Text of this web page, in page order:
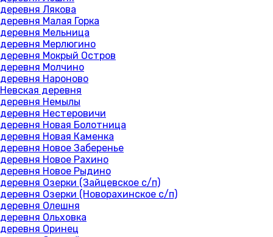
деревня Лякова
деревня Малая Горка
деревня Мельница
деревня Мерлюгино
деревня Мокрый Остров
деревня Молчино
деревня Нароново
Невская деревня
деревня Немылы
деревня Нестеровичи
деревня Новая Болотница
деревня Новая Каменка
деревня Новое Заберенье
деревня Новое Рахино
деревня Новое Рыдино
деревня Озерки (Зайцевское с/п)
деревня Озерки (Новорахинское с/п)
деревня Олешня
деревня Ольховка
деревня Оринец